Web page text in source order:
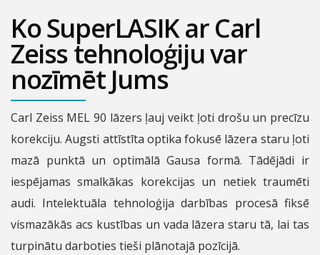
Ko SuperLASIK ar Carl
Zeiss tehnoloģiju var
nozīmēt Jums
Carl Zeiss MEL 90 lāzers ļauj veikt ļoti drošu un precīzu
korekciju. Augsti attīstīta optika fokusē lāzera staru ļoti
mazā punktā un optimālā Gausa formā. Tādējādi ir
iespējamas smalkākas korekcijas un netiek traumēti
audi. Intelektuāla tehnoloģija darbības procesā fiksē
vismazākās acs kustības un vada lāzera staru tā, lai tas
turpinātu darboties tieši plānotajā pozīcijā.